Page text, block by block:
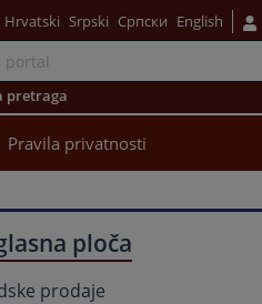
Hrvatski Srpski Српски English
pretraga
Pravila privatnosti
ploča
prodaje